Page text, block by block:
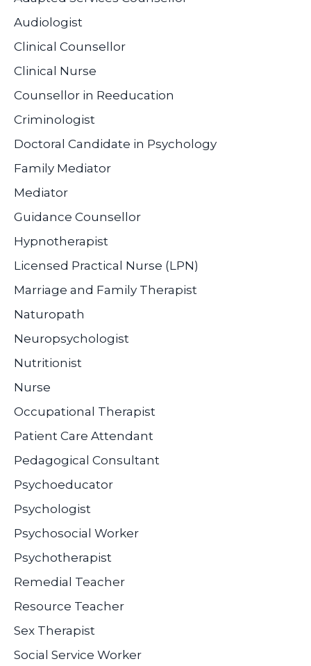
Audiologist
Clinical Counsellor
Clinical Nurse
Counsellor in Reeducation
Criminologist
Doctoral Candidate in Psychology
Family Mediator
Mediator
Guidance Counsellor
Hypnotherapist
Licensed Practical Nurse (LPN)
Marriage and Family Therapist
Naturopath
Neuropsychologist
Nutritionist
Nurse
Occupational Therapist
Patient Care Attendant
Pedagogical Consultant
Psychoeducator
Psychologist
Psychosocial Worker
Psychotherapist
Remedial Teacher
Resource Teacher
Sex Therapist
Social Service Worker